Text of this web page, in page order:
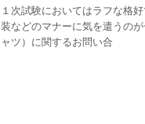
１次試験においてはラフな格
装などのマナーに気を遣うの
ャツ）に関するお問い合